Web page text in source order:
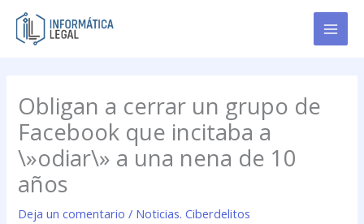
contenido
Obligan a cerrar un grupo de
Facebook que incitaba a
\»odiar\» a una nena de 10
años
Deja un comentario / Noticias. Ciberdelitos